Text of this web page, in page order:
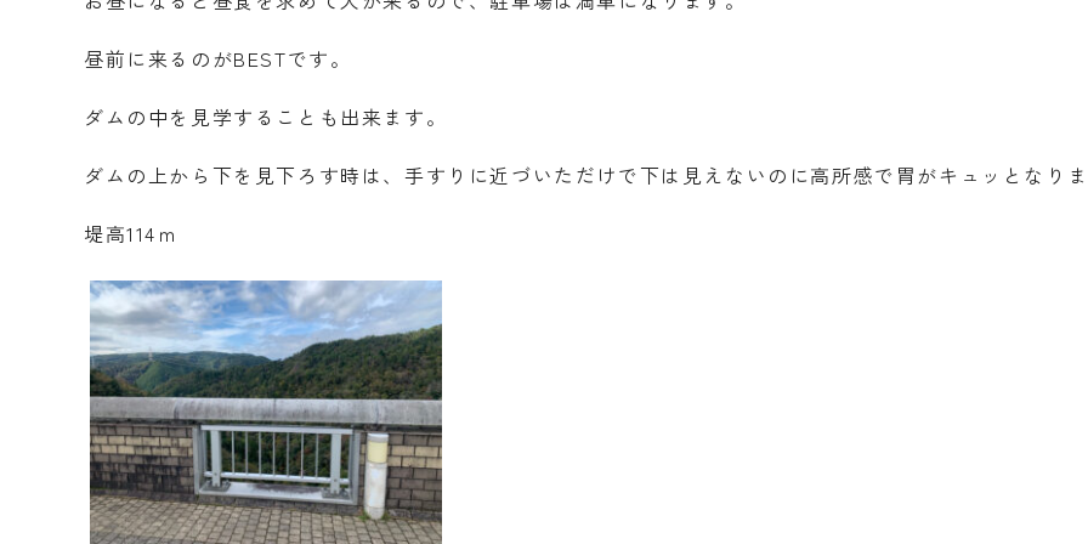
昼前に来るのがBESTです。
ダムの中を見学することも出来ます。
ダムの上から下を見下ろす時は、手すりに近づいただけで下は見えないのに高所感で胃がキュッとなり
堤高114ｍ